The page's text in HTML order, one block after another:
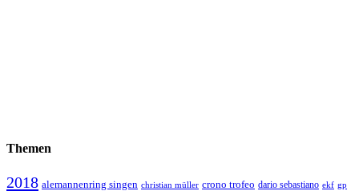
Themen
2018 alemannenring singen christian müller crono trofeo dario sebastiano ekf gp